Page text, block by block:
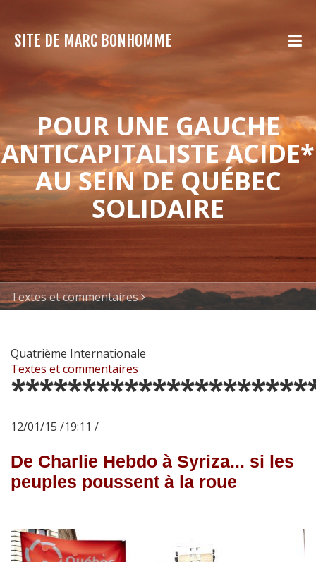
SITE DE MARC BONHOMME
POUR UNE GAUCHE
ANTICAPITALISTE ACIDE*
AU SEIN DE QUÉBEC
SOLIDAIRE
Textes et commentaires
Quatrième Internationale
Textes et commentaires
12/01/15 /19:11 /
De Charlie Hebdo à Syriza... si les
peuples poussent à la roue